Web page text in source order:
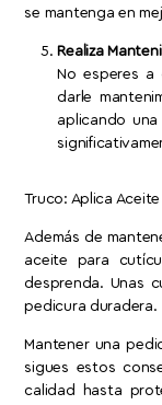
se mantenga en
Realiza
No esperes
darle
aplicando
Truco: Aplica
Además de
aceite para
desprenda. Unas
pedicura duradera.
Mantener una
sigues estos
calidad hasta